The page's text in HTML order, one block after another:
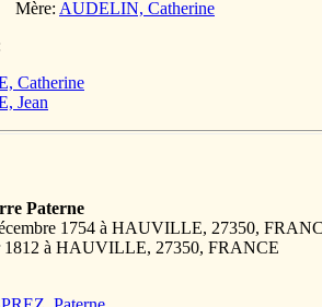
Mère: AUDELIN, Catherine
Catherine
Jean
Paterne
1754 à HAUVILLE, 27350,
1812 à HAUVILLE, 27350, FRANCE